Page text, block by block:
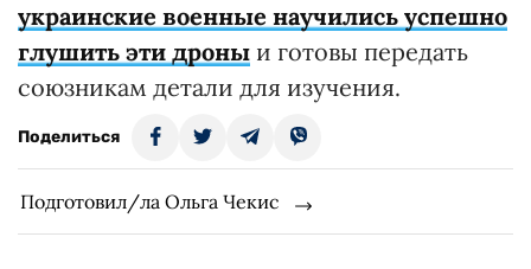
украинские военные научились успешно
глушить эти дроны и готовы передать
союзникам детали для изучения.
Поделиться
Подготовил/ла Ольга Чекис